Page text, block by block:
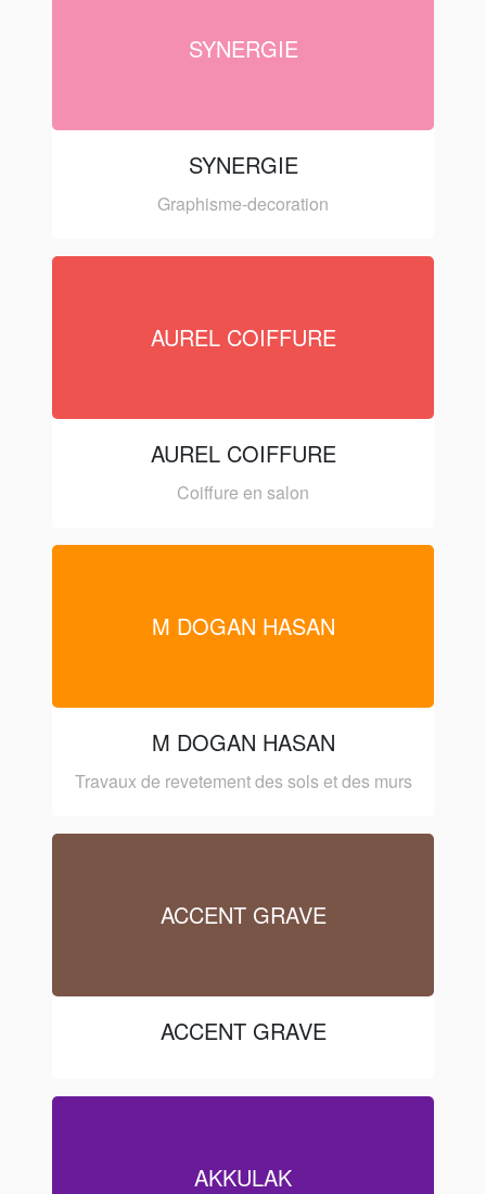
SYNERGIE
SYNERGIE
Graphisme-decoration
AUREL COIFFURE
AUREL COIFFURE
Coiffure en salon
M DOGAN HASAN
M DOGAN HASAN
Travaux de revetement des sols et des murs
ACCENT GRAVE
ACCENT GRAVE
AKKULAK